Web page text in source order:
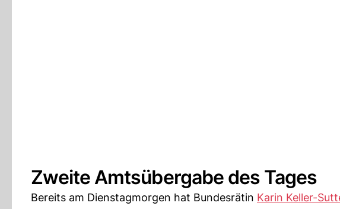
Zweite Amtsübergabe des Tages
Bereits am Dienstagmorgen hat Bundesrätin Karin Keller-